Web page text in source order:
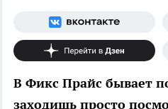
В Фикс Прайс бывает
заходишь просто